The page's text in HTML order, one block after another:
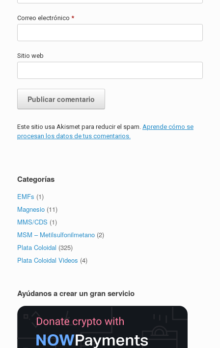
Correo electrónico *
Sitio web
Este sitio usa Akismet para reducir el spam. Aprende cómo se
procesan los datos de tus comentarios.
Categorías
EMFs (1)
Magnesio (11)
MMS/CDS (1)
MSM – Metilsulfonilmetano (2)
Plata Coloidal (325)
Plata Coloidal Videos (4)
Ayúdanos a crear un gran servicio